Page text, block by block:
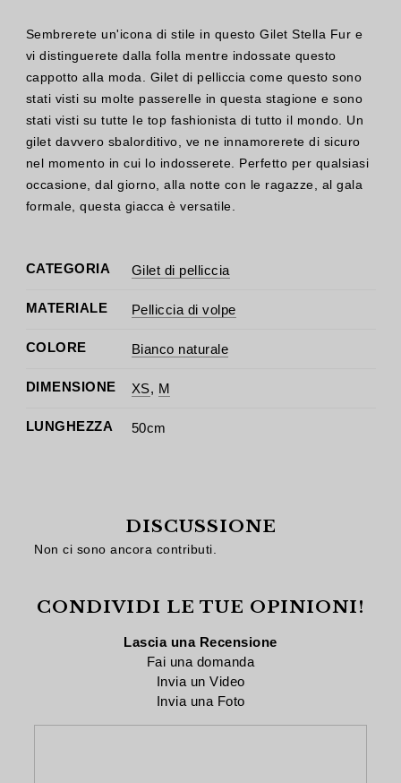
Sembrerete un'icona di stile in questo Gilet Stella Fur e
vi distinguerete dalla folla mentre indossate questo
cappotto alla moda. Gilet di pelliccia come questo sono
stati visti su molte passerelle in questa stagione e sono
stati visti su tutte le top fashionista di tutto il mondo. Un
gilet davvero sbalorditivo, ve ne innamorerete di sicuro
nel momento in cui lo indosserete. Perfetto per qualsiasi
occasione, dal giorno, alla notte con le ragazze, al gala
formale, questa giacca è versatile.
CATEGORIA Gilet di pelliccia
MATERIALE Pelliccia di volpe
COLORE Bianco naturale
DIMENSIONE XS, M
LUNGHEZZA 50cm
DISCUSSIONE
Non ci sono ancora contributi.
CONDIVIDI LE TUE OPINIONI!
Lascia una Recensione
Fai una domanda
Invia un Video
Invia una Foto